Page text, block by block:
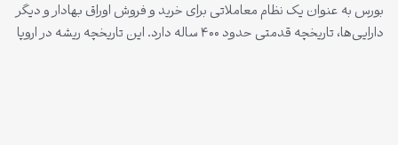
بورس به عنوان یک نظام معاملاتی برای خرید و فروش اوراق بهادار و دیگر
دارایی‌ها، تاریخچه قدمتی حدود ۴۰۰ ساله دارد. این تاریخچه ریشه در اروپا